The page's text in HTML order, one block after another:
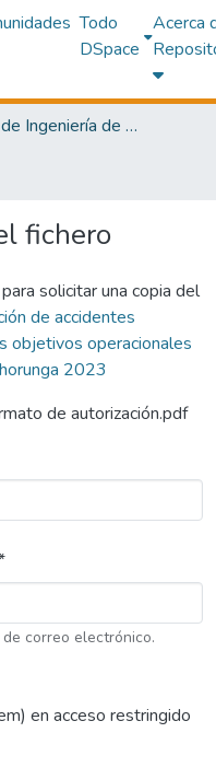
Todo
DSpace
Acerca
Facultad de Ingeniería de Minas y Metalurgia
fichero
solicitar una copia del
de accidentes
objetivos operacionales
2023
de autorización.pdf
correo electrónico.
en acceso restringido